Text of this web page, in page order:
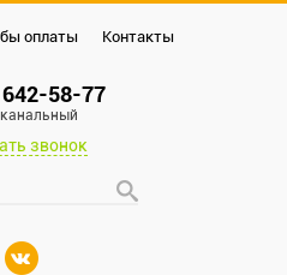
оплаты Контакты
642-58-77
звонок